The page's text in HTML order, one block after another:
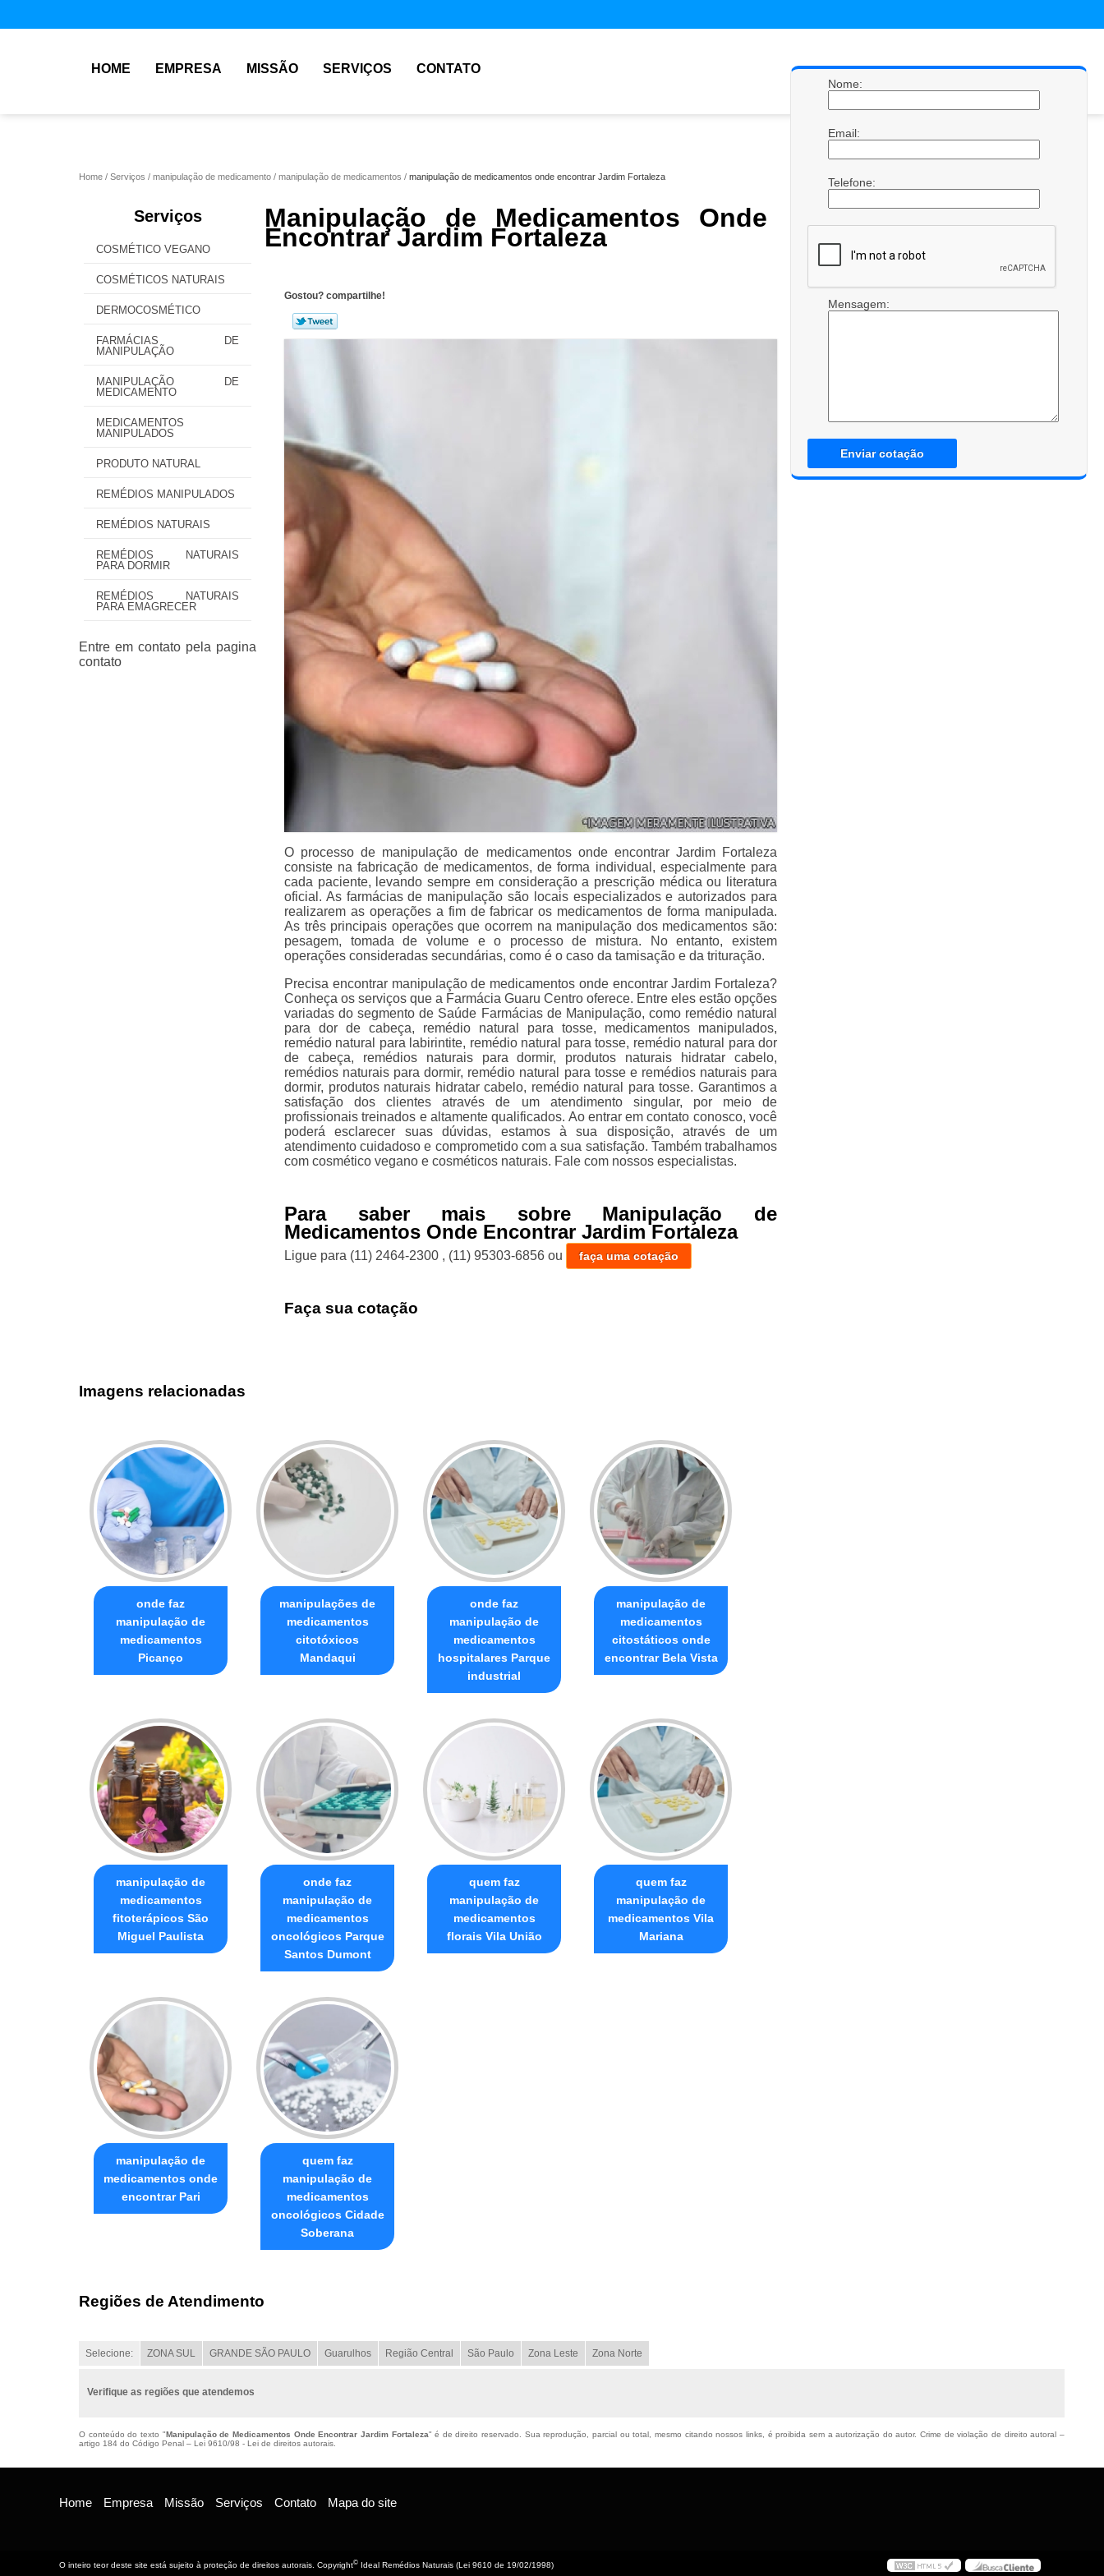
HOME EMPRESA MISSÃO SERVIÇOS CONTATO
Home Serviços manipulação de medicamento manipulação de medicamentos manipulação de medicamentos onde encontrar Jardim Fortaleza
Serviços
COSMÉTICO VEGANO
COSMÉTICOS NATURAIS
DERMOCOSMÉTICO
FARMÁCIAS DE
MANIPULAÇÃO
MANIPULAÇÃO DE
MEDICAMENTO
MEDICAMENTOS
MANIPULADOS
PRODUTO NATURAL
REMÉDIOS MANIPULADOS
REMÉDIOS NATURAIS
REMÉDIOS NATURAIS
PARA DORMIR
REMÉDIOS NATURAIS
PARA EMAGRECER
Manipulação de Medicamentos Onde
Encontrar Jardim Fortaleza
Gostou? compartilhe!
O processo de manipulação de medicamentos onde encontrar Jardim Fortaleza
consiste na fabricação de medicamentos, de forma individual, especialmente para
cada paciente, levando sempre em consideração a prescrição médica ou literatura
oficial. As farmácias de manipulação são locais especializados e autorizados para
realizarem as operações a fim de fabricar os medicamentos de forma manipulada.
As três principais operações que ocorrem na manipulação dos medicamentos são:
pesagem, tomada de volume e o processo de mistura. No entanto, existem
operações consideradas secundárias, como é o caso da tamisação e da trituração.
Precisa encontrar manipulação de medicamentos onde encontrar Jardim Fortaleza?
Conheça os serviços que a Farmácia Guaru Centro oferece. Entre eles estão opções
variadas do segmento de Saúde Farmácias de Manipulação, como remédio natural
para dor de cabeça, remédio natural para tosse, medicamentos manipulados,
remédio natural para labirintite, remédio natural para tosse, remédio natural para dor
de cabeça, remédios naturais para dormir, produtos naturais hidratar cabelo,
remédios naturais para dormir, remédio natural para tosse e remédios naturais para
dormir, produtos naturais hidratar cabelo, remédio natural para tosse. Garantimos a
satisfação dos clientes através de um atendimento singular, por meio de
profissionais treinados e altamente qualificados. Ao entrar em contato conosco, você
poderá esclarecer suas dúvidas, estamos à sua disposição, através de um
atendimento cuidadoso e comprometido com a sua satisfação. Também trabalhamos
com cosmético vegano e cosméticos naturais. Fale com nossos especialistas.
Para saber mais sobre Manipulação de
Medicamentos Onde Encontrar Jardim Fortaleza
Ligue para (11) 2464-2300 , (11) 95303-6856 ou faça uma cotação
Faça sua cotação
Nome:
Email:
Telefone:
Mensagem:
Enviar cotação
Imagens relacionadas
onde faz
manipulação de
medicamentos
Picanço
manipulações de
medicamentos
citotóxicos
Mandaqui
onde faz
manipulação de
medicamentos
hospitalares Parque
industrial
manipulação de
medicamentos
citostáticos onde
encontrar Bela Vista
manipulação de
medicamentos
fitoterápicos São
Miguel Paulista
onde faz
manipulação de
medicamentos
oncológicos Parque
Santos Dumont
quem faz
manipulação de
medicamentos
florais Vila União
quem faz
manipulação de
medicamentos Vila
Mariana
manipulação de
medicamentos onde
encontrar Pari
quem faz
manipulação de
medicamentos
oncológicos Cidade
Soberana
Regiões de Atendimento
Selecione: ZONA SUL GRANDE SÃO PAULO Guarulhos Região Central São Paulo Zona Leste Zona Norte
Verifique as regiões que atendemos
O conteúdo do texto "Manipulação de Medicamentos Onde Encontrar Jardim Fortaleza" é de direito reservado. Sua reprodução, parcial ou total, mesmo citando nossos links, é proibida sem a autorização do autor. Crime de violação de direito autoral –
artigo 184 do Código Penal – Lei 9610/98 - Lei de direitos autorais
Home Empresa Missão Serviços Contato Mapa do site
O inteiro teor deste site está sujeito à proteção de direitos autorais. Copyright© Ideal Remédios Naturais (Lei 9610 de 19/02/1998)